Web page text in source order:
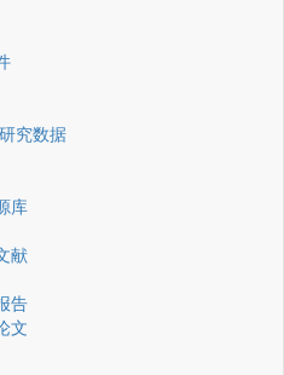
究数据
库
献
告
文